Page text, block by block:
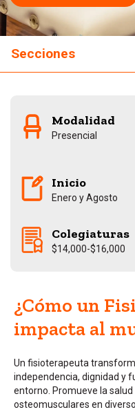
Secciones
Costos
Plan de Estudios
Descarga el Folleto
Modalidad
Presencial
Inicio
Enero y Agosto
Colegiaturas
$14,000-$16,000
¿Cómo un
impacta al
Un fisioterapeuta
independencia, dignidad y
entorno. Promueve la
osteomusculares en